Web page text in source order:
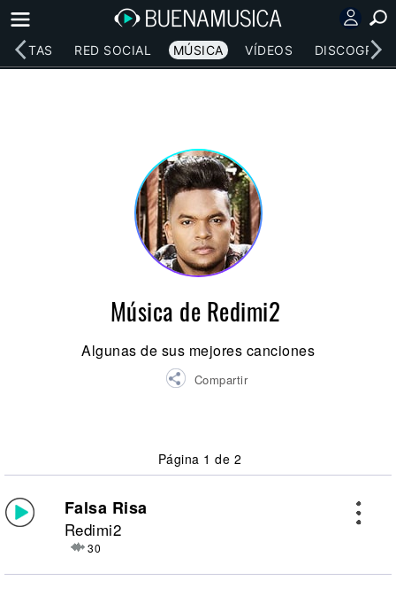
RED SOCIAL MÚSICA VÍDEOS
Música de Redimi2
Algunas de sus mejores canciones
Compartir
Página 1 de 2
Falsa Risa
Redimi2
30